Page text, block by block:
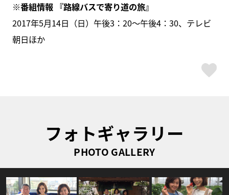
※番組情報 『路線バスで寄り道の旅』
2017年5月14日（日）午後3：20～午後4：30、テレビ
朝日ほか
フォトギャラリー
PHOTO GALLERY